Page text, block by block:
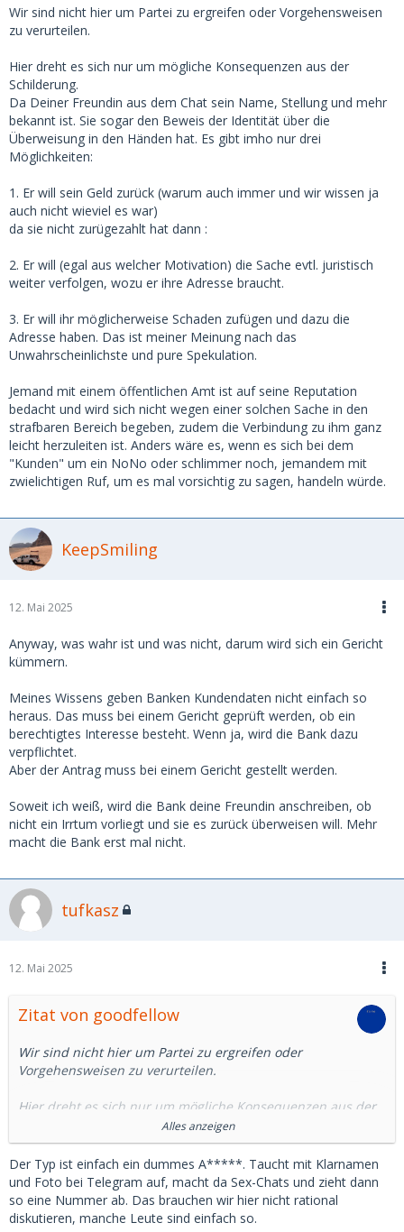
Wir sind nicht hier um Partei zu ergreifen oder Vorgehensweisen
zu verurteilen.
Hier dreht es sich nur um mögliche Konsequenzen aus der
Schilderung.
Da Deiner Freundin aus dem Chat sein Name, Stellung und mehr
bekannt ist. Sie sogar den Beweis der Identität über die
Überweisung in den Händen hat. Es gibt imho nur drei
Möglichkeiten:
1. Er will sein Geld zurück (warum auch immer und wir wissen ja
auch nicht wieviel es war)
da sie nicht zurügezahlt hat dann :
2. Er will (egal aus welcher Motivation) die Sache evtl. juristisch
weiter verfolgen, wozu er ihre Adresse braucht.
3. Er will ihr möglicherweise Schaden zufügen und dazu die
Adresse haben. Das ist meiner Meinung nach das
Unwahrscheinlichste und pure Spekulation.
Jemand mit einem öffentlichen Amt ist auf seine Reputation
bedacht und wird sich nicht wegen einer solchen Sache in den
strafbaren Bereich begeben, zudem die Verbindung zu ihm ganz
leicht herzuleiten ist. Anders wäre es, wenn es sich bei dem
"Kunden" um ein NoNo oder schlimmer noch, jemandem mit
zwielichtigen Ruf, um es mal vorsichtig zu sagen, handeln würde.
KeepSmiling
12. Mai 2025
Anyway, was wahr ist und was nicht, darum wird sich ein Gericht
kümmern.
Meines Wissens geben Banken Kundendaten nicht einfach so
heraus. Das muss bei einem Gericht geprüft werden, ob ein
berechtigtes Interesse besteht. Wenn ja, wird die Bank dazu
verpflichtet.
Aber der Antrag muss bei einem Gericht gestellt werden.
Soweit ich weiß, wird die Bank deine Freundin anschreiben, ob
nicht ein Irrtum vorliegt und sie es zurück überweisen will. Mehr
macht die Bank erst mal nicht.
tufkasz
12. Mai 2025
Zitat von goodfellow
Wir sind nicht hier um Partei zu ergreifen oder
Vorgehensweisen zu verurteilen.
Hier dreht es sich nur um mögliche Konsequenzen aus der
Da Deiner Freundin aus dem Chat sein Name, Stellung und
mehr bekannt ist. Sie sogar den Beweis der Identität über
die Überweisung in den Händen hat. Es gibt imho nur drei
Möglichkeiten:
Alles anzeigen
Der Typ ist einfach ein dummes A*****. Taucht mit Klarnamen
und Foto bei Telegram auf, macht da Sex-Chats und zieht dann
so eine Nummer ab. Das brauchen wir hier nicht rational
diskutieren, manche Leute sind einfach so.